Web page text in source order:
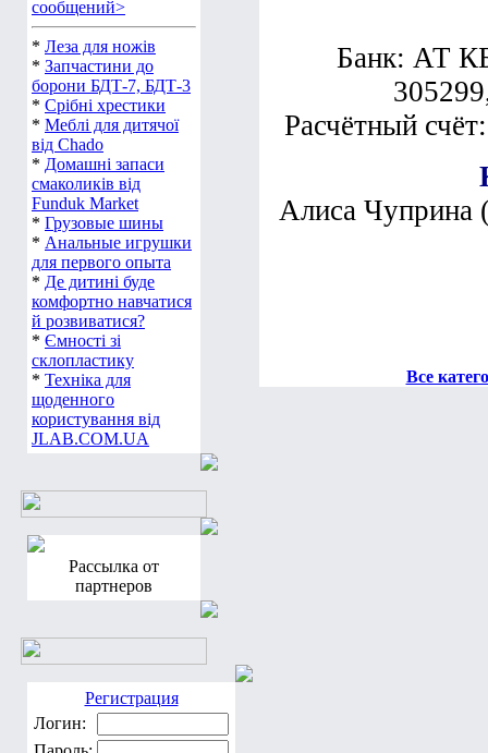
сообщений>
* Леза для ножів
* Запчастини до
борони БДТ-7, БДТ-3
* Срібні хрестики
* Меблі для дитячої
від Chado
* Домашні запаси
смаколиків від
Funduk Market
* Грузовые шины
* Анальные игрушки
для первого опыта
* Де дитині буде
комфортно навчатися
й розвиватися?
* Ємності зі
склопластику
* Техніка для
щоденного
користування від
JLAB.COM.UA
Рассылка от
партнеров
Регистрация
Логин:
Банк: АТ
Расчётный
Алиса Чуприна
Все